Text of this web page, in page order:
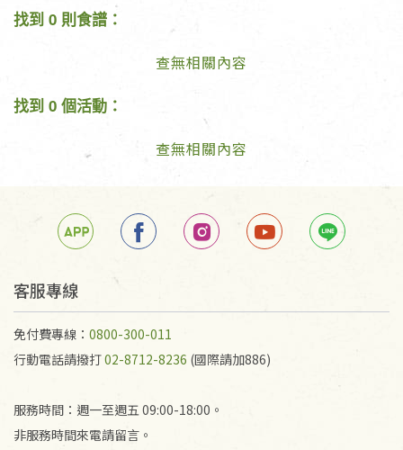
找到 0 則食譜：
查無相關內容
找到 0 個活動：
查無相關內容
客服專線
免付費專線： 0800-300-011
行動電話請撥打02-8712-8236 (國際請加886)
服務時間：週一至週五 09:00-18:00。
非服務時間來電請留言。